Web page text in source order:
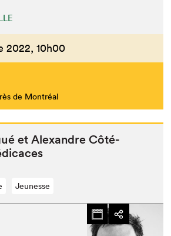
2022, 10h00
de Montréal
et Alexan­dre Côté-
Jeunesse